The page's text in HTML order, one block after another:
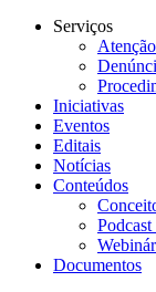
Serviços
Iniciativas
Eventos
Editais
Notícias
Conteúdos
Documentos